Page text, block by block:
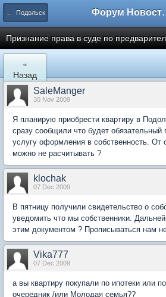
← Подольск
Признание права в суде по
«
Назад
SaleManger
30 Nov 2009
Я планирую приобрести квартиру в
сразу сообщили что будет обязательный
услугу оформления в собственность. От
можно не расчитывать ?
klochak
07 Dec 2009
В пятницу получили свидетельство о
уведомить что мы собственники.
этим документом ? Прописываться нам
Vika777
07 Dec 2009
а вы квартиру покупали по ипотеки или
очередник /или Молодая семья??